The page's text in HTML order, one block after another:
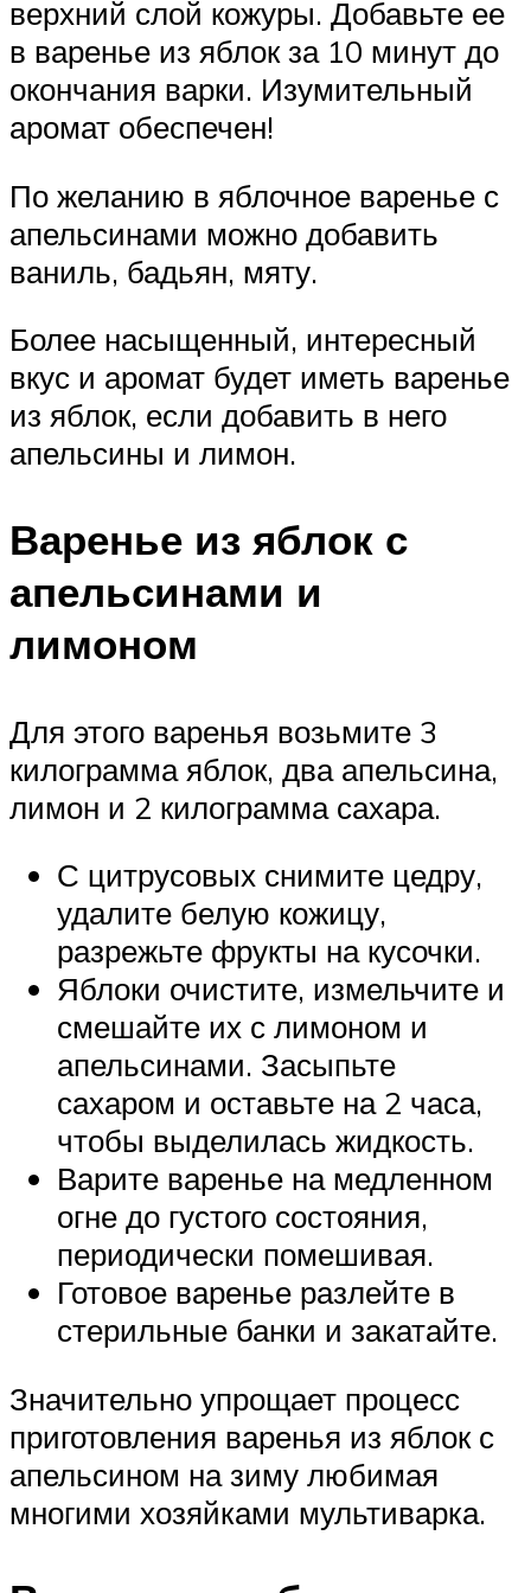
верхний слой кожуры. Добавьте ее
в варенье из яблок за 10 минут до
окончания варки. Изумительный
аромат обеспечен!
По желанию в яблочное варенье с
апельсинами можно добавить
ваниль, бадьян, мяту.
Более насыщенный, интересный
вкус и аромат будет иметь варенье
из яблок, если добавить в него
апельсины и лимон.
Варенье из яблок с
апельсинами и
лимоном
Для этого варенья возьмите 3
килограмма яблок, два апельсина,
лимон и 2 килограмма сахара.
С цитрусовых снимите цедру,
удалите белую кожицу,
разрежьте фрукты на кусочки.
Яблоки очистите, измельчите и
смешайте их с лимоном и
апельсинами. Засыпьте
сахаром и оставьте на 2 часа,
чтобы выделилась жидкость.
Варите варенье на медленном
огне до густого состояния,
периодически помешивая.
Готовое варенье разлейте в
стерильные банки и закатайте.
Значительно упрощает процесс
приготовления варенья из яблок с
апельсином на зиму любимая
многими хозяйками мультиварка.